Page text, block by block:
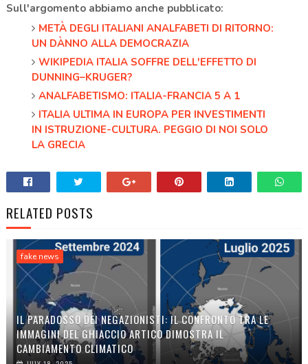
Sull'argomento abbiamo anche pubblicato:
METÀ DEGLI ITALIANI ANALFABETI DI RITORNO:
UN DÀNNO ALLA DEMOCRAZIA
WIKIPEDIA ITALIA SOFFRE DELL'EFFETTO DI
DUNNING–KRUGER?
ANALFABETISMO: ITALIA-FRANCIA 5 A 1
ITALIA ULTIMA IN EUROPA PER INVESTIMENTI
IN ISTRUZIONE-CULTURA. PEGGIO DI NOI SOLO
LA GRECIA
RELATED POSTS
fake news
IL PARADOSSO DEI NEGAZIONISTI: IL CONFRONTO TRA LE
IMMAGINI DEL GHIACCIO ARTICO DIMOSTRA IL
CAMBIAMENTO CLIMATICO